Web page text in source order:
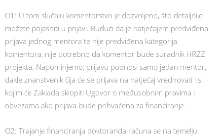
O1: U tom slučaju komentorstvo je dozvoljeno, što detaljnije
možete pojasniti u prijavi. Budući da je natječajem predviđena
prijava jednog mentora te nije predviđena kategorija
komentora, nije potrebno da komentor bude suradnik HRZZ
projekta. Napominjemo, prijavu podnosi samo jedan mentor,
dakle znanstvenik čija će se prijava na natječaj vrednovati i s
kojim će Zaklada sklopiti Ugovor o međusobnim pravima i
obvezama ako prijava bude prihvaćena za financiranje.
O2: Trajanje financiranja doktoranda računa se na temelju